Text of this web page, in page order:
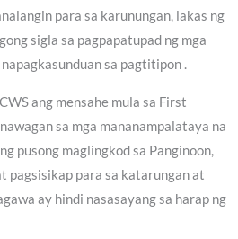
para sa karunungan, lakas ng
sigla sa pagpapatupad ng mga
sa pagtitipon .
ang mensahe mula sa First
sa mga mananampalataya na
pusong maglingkod sa Panginoon,
pagsisikap para sa katarungan at
ay hindi nasasayang sa harap ng